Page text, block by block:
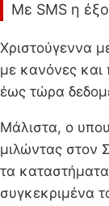
Με SMS η
Χριστούγεννα
με κανόνες και
έως τώρα
Μάλιστα, ο
μιλώντας στον
τα καταστήματα
συγκεκριμένα